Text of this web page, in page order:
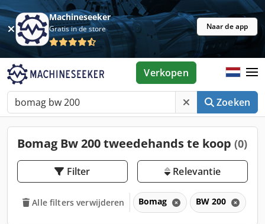
Machineseeker
Gratis in de store Naar de app
Zoeken
Verkopen
Bomag Bw 200 tweedehands te koop (0)
Filter Relevantie
Alle filters verwijderen Bomag BW 200